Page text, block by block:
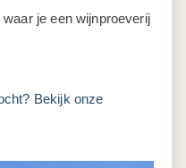
je een wijnproeverij
Bekijk onze